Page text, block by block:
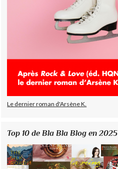
Le dernier roman d'Arsène K.
Top 10 de Bla Bla Blog en 2025